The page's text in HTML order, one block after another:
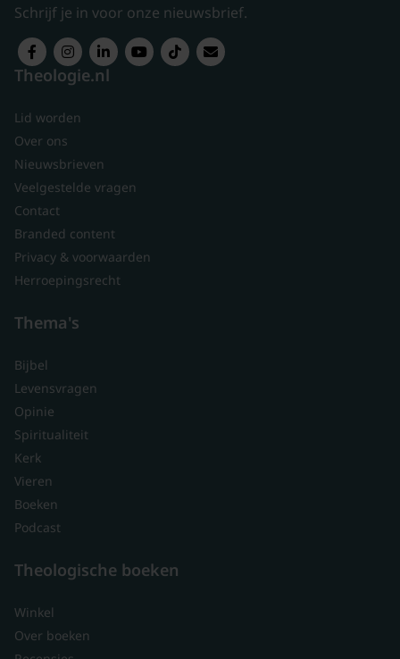
Schrijf je in voor onze nieuwsbrief.
Theologie.nl
Lid worden
Over ons
Nieuwsbrieven
Veelgestelde vragen
Contact
Branded content
Privacy & voorwaarden
Herroepingsrecht
Thema's
Bijbel
Levensvragen
Opinie
Spiritualiteit
Kerk
Vieren
Boeken
Podcast
Theologische boeken
Winkel
Over boeken